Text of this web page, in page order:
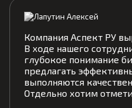
Компания Аспект РУ
В ходе нашего
глубокое понимание
предлагать
выполняются
Отдельно хотим